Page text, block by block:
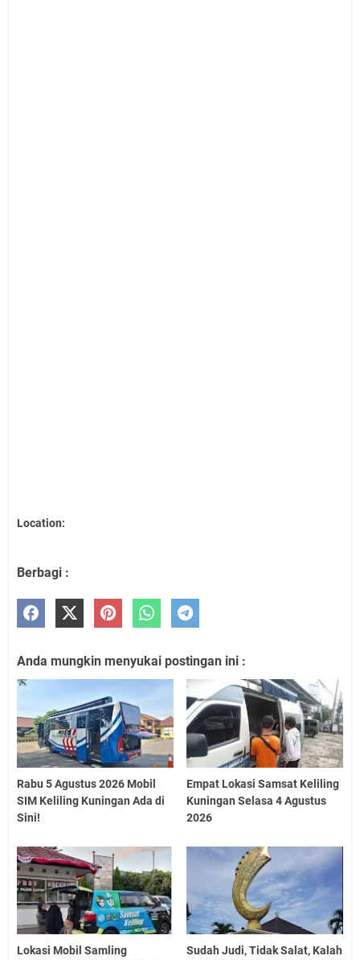
Location:
Berbagi :
Anda mungkin menyukai postingan ini :
Rabu 5 Agustus 2026 Mobil
SIM Keliling Kuningan Ada di
Sini!
Empat Lokasi Samsat Keliling
Kuningan Selasa 4 Agustus
2026
Lokasi Mobil Samling
Sudah Judi, Tidak Salat, Kalah